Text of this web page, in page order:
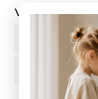
Veľkosť